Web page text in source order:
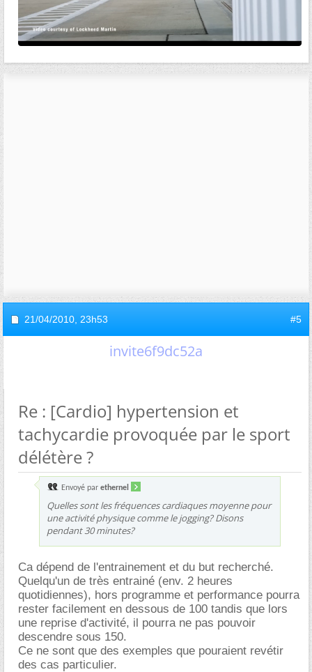
21/04/2010, 23h53 #5
invite6f9dc52a
Re : [Cardio] hypertension et
tachycardie provoquée par le sport
délétère ?
Envoyé par ethernel
Quelles sont les fréquences cardiaques moyenne pour
une activité physique comme le jogging? Disons
pendant 30 minutes?
Ca dépend de l'entrainement et du but recherché.
Quelqu'un de très entrainé (env. 2 heures
quotidiennes), hors programme et performance pourra
rester facilement en dessous de 100 tandis que lors
une reprise d'activité, il pourra ne pas pouvoir
descendre sous 150.
Ce ne sont que des exemples que pouraient revétir
des cas particulier.